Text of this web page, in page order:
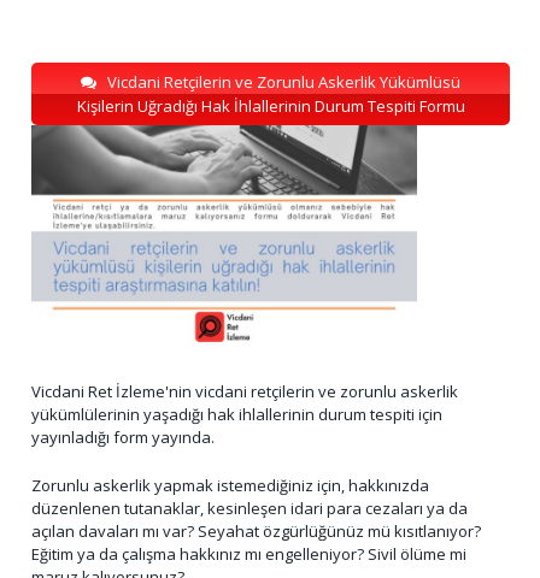
Vicdani Retçilerin ve Zorunlu Askerlik Yükümlüsü
Kişilerin Uğradığı Hak İhlallerinin Durum Tespiti Formu
Vicdani Ret İzleme'nin vicdani retçilerin ve zorunlu askerlik
yükümlülerinin yaşadığı hak ihlallerinin durum tespiti için
yayınladığı form yayında.
Zorunlu askerlik yapmak istemediğiniz için, hakkınızda
düzenlenen tutanaklar, kesinleşen idari para cezaları ya da
açılan davaları mı var? Seyahat özgürlüğünüz mü kısıtlanıyor?
Eğitim ya da çalışma hakkınız mı engelleniyor? Sivil ölüme mi